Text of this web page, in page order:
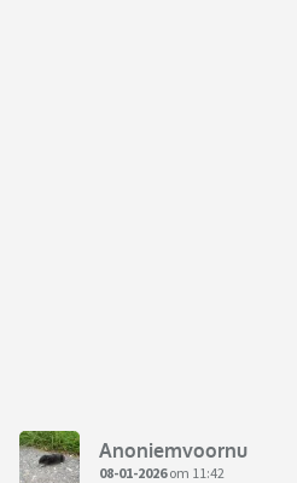
Anoniemvoornu
08-01-2026om 11:42